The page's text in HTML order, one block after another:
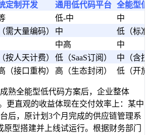
定制开发 通用低代码平台 全能型
低-中
中
需大量编码） 中
低（标
中高
中
按人天计费） 低（SaaS订阅）
中（含
（接口重构） 高（生态封闭） 低（开
熟全能型低代码方案后，企业整体
更直观的收益体现在交付效率上：某中
后，原计划3个月完成的供应链管理系
原型搭建并上线试运行。根据财务部门